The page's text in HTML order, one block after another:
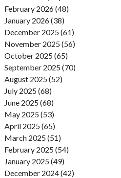
February 2026 (48)
January 2026 (38)
December 2025 (61)
November 2025 (56)
October 2025 (65)
September 2025 (70)
August 2025 (52)
July 2025 (68)
June 2025 (68)
May 2025 (53)
April 2025 (65)
March 2025 (51)
February 2025 (54)
January 2025 (49)
December 2024 (42)